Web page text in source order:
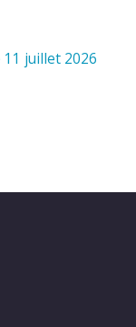
juillet 2026